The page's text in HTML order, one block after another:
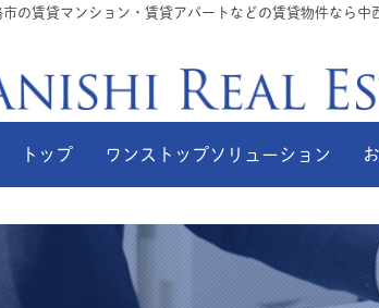
の賃貸マンション・賃貸アパートなどの賃貸物件なら中
トップ ワンストップソリューション